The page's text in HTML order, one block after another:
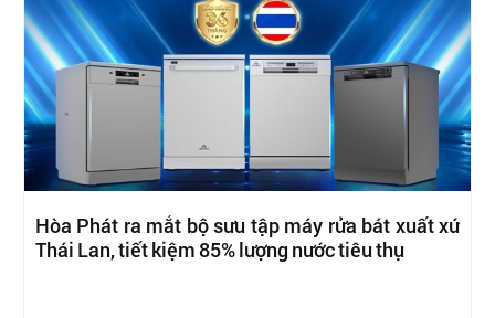
Hòa Phát ra mắt bộ sưu tập máy rửa bát xuất xứ
Thái Lan, tiết kiệm 85% lượng nước tiêu thụ